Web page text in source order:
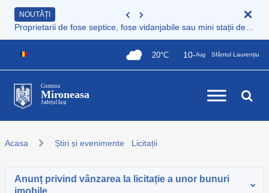
NOUTĂȚI
20°C 10-Aug Sfântul Laurențiu
Comuna
Mironeasa
Județul Iași
Acasa Știri și evenimente Licitații
Anunț privind vânzarea la licitație a unor bunuri
imobile